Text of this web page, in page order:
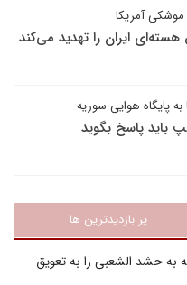
آمریکا
ایران را تهدید می‌کند
پایگاه هوایی سوریه
باید پاسخ بگوید
پر بازدیدترین ها
به حشد الشعبی را به تعویق